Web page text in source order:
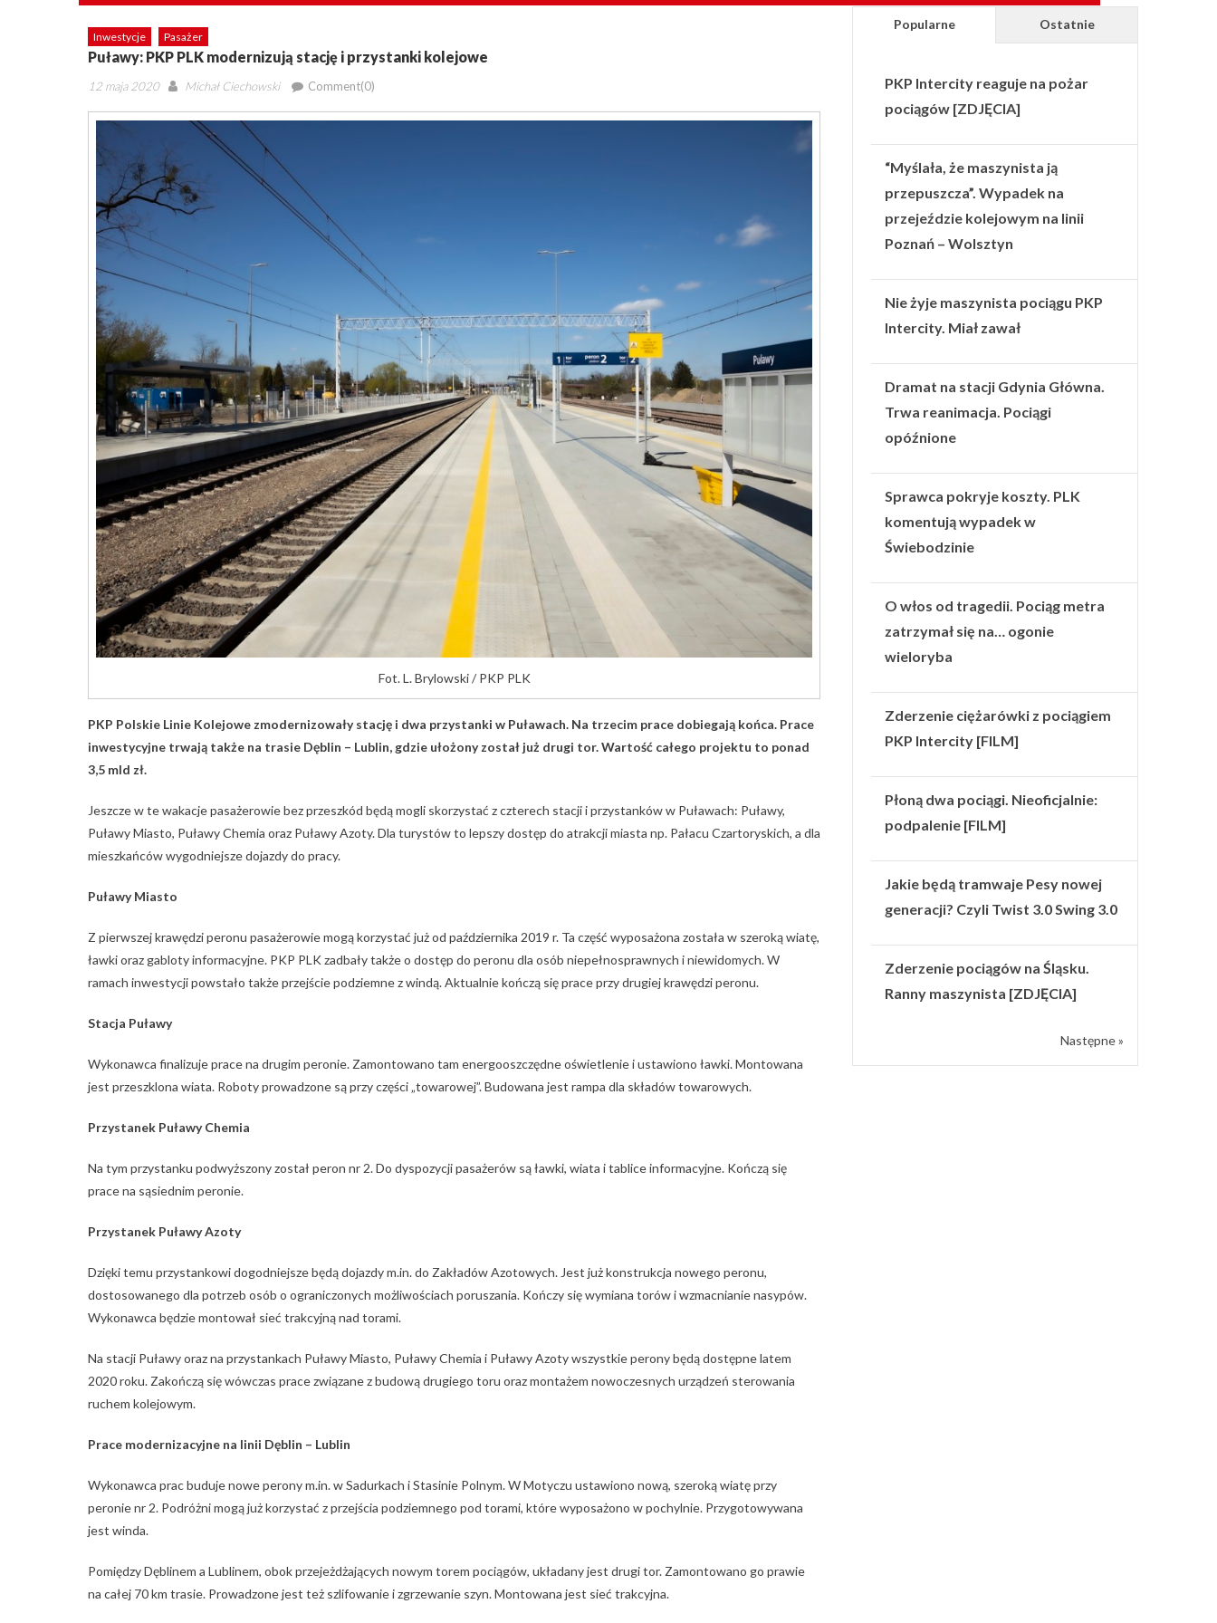
Inwestycje Pasażer
Puławy: PKP PLK modernizują stację i przystanki kolejowe
Posted
12 maja 2020 Author
Michał Ciechowski Comment(0)
Fot. L. Brylowski / PKP PLK
PKP Polskie Linie Kolejowe zmodernizowały stację i dwa przystanki w Puławach. Na trzecim prace dobiegają końca. Prace
inwestycyjne trwają także na trasie Dęblin – Lublin, gdzie ułożony został już drugi tor. Wartość całego projektu to ponad
3,5 mld zł.
Jeszcze w te wakacje pasażerowie bez przeszkód będą mogli skorzystać z czterech stacji i przystanków w Puławach: Puławy,
Puławy Miasto, Puławy Chemia oraz Puławy Azoty. Dla turystów to lepszy dostęp do atrakcji miasta np. Pałacu Czartoryskich, a dla
mieszkańców wygodniejsze dojazdy do pracy.
Puławy Miasto
Z pierwszej krawędzi peronu pasażerowie mogą korzystać już od października 2019 r. Ta część wyposażona została w szeroką wiatę,
ławki oraz gabloty informacyjne. PKP PLK zadbały także o dostęp do peronu dla osób niepełnosprawnych i niewidomych. W
ramach inwestycji powstało także przejście podziemne z windą. Aktualnie kończą się prace przy drugiej krawędzi peronu.
Stacja Puławy
Wykonawca finalizuje prace na drugim peronie. Zamontowano tam energooszczędne oświetlenie i ustawiono ławki. Montowana
jest przeszklona wiata. Roboty prowadzone są przy części „towarowej”. Budowana jest rampa dla składów towarowych.
Przystanek Puławy Chemia
Na tym przystanku podwyższony został peron nr 2. Do dyspozycji pasażerów są ławki, wiata i tablice informacyjne. Kończą się
prace na sąsiednim peronie.
Przystanek Puławy Azoty
Dzięki temu przystankowi dogodniejsze będą dojazdy m.in. do Zakładów Azotowych. Jest już konstrukcja nowego peronu,
dostosowanego dla potrzeb osób o ograniczonych możliwościach poruszania. Kończy się wymiana torów i wzmacnianie nasypów.
Wykonawca będzie montował sieć trakcyjną nad torami.
Na stacji Puławy oraz na przystankach Puławy Miasto, Puławy Chemia i Puławy Azoty wszystkie perony będą dostępne latem
2020 roku. Zakończą się wówczas prace związane z budową drugiego toru oraz montażem nowoczesnych urządzeń sterowania
ruchem kolejowym.
Prace modernizacyjne na linii Dęblin – Lublin
Wykonawca prac buduje nowe perony m.in. w Sadurkach i Stasinie Polnym. W Motyczu ustawiono nową, szeroką wiatę przy
peronie nr 2. Podróżni mogą już korzystać z przejścia podziemnego pod torami, które wyposażono w pochylnie. Przygotowywana
jest winda.
Pomiędzy Dęblinem a Lublinem, obok przejeżdżających nowym torem pociągów, układany jest drugi tor. Zamontowano go prawie
na całej 70 km trasie. Prowadzone jest też szlifowanie i zgrzewanie szyn. Montowana jest sieć trakcyjna.
Popularne Ostatnie
PKP Intercity reaguje na pożar
pociągów [ZDJĘCIA]
“Myślała, że maszynista ją
przepuszcza”. Wypadek na
przejeździe kolejowym na linii
Poznań – Wolsztyn
Nie żyje maszynista pociągu PKP
Intercity. Miał zawał
Dramat na stacji Gdynia Główna.
Trwa reanimacja. Pociągi
opóźnione
Sprawca pokryje koszty. PLK
komentują wypadek w
Świebodzinie
O włos od tragedii. Pociąg metra
zatrzymał się na… ogonie
wieloryba
Zderzenie ciężarówki z pociągiem
PKP Intercity [FILM]
Płoną dwa pociągi. Nieoficjalnie:
podpalenie [FILM]
Jakie będą tramwaje Pesy nowej
generacji? Czyli Twist 3.0 Swing 3.0
Zderzenie pociągów na Śląsku.
Ranny maszynista [ZDJĘCIA]
Następne »